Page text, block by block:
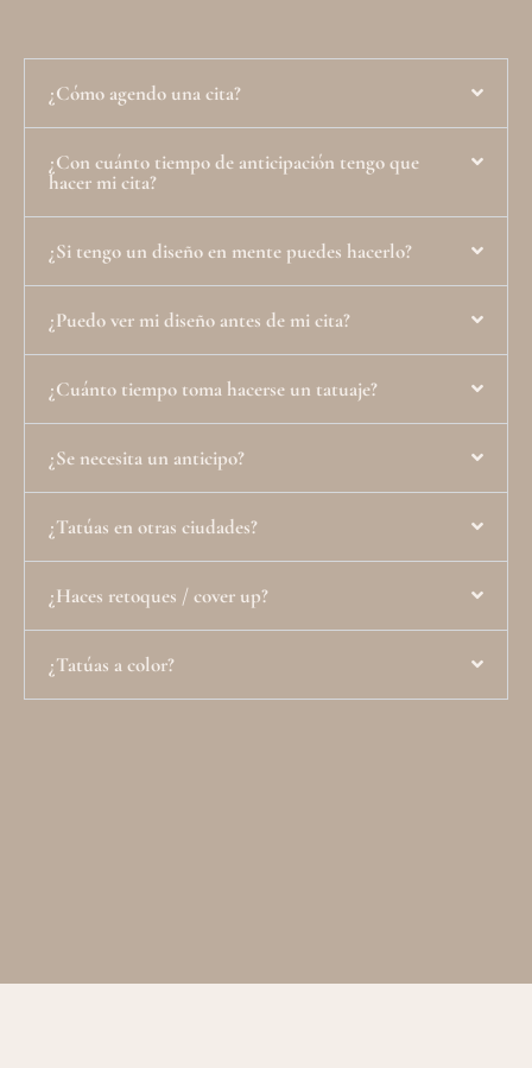
¿Cómo agendo una cita?
¿Con cuánto tiempo de anticipación tengo que
hacer mi cita?
¿Si tengo un diseño en mente puedes hacerlo?
¿Puedo ver mi diseño antes de mi cita?
¿Cuánto tiempo toma hacerse un tatuaje?
¿Se necesita un anticipo?
¿Tatúas en otras ciudades?
¿Haces retoques / cover up?
¿Tatúas a color?